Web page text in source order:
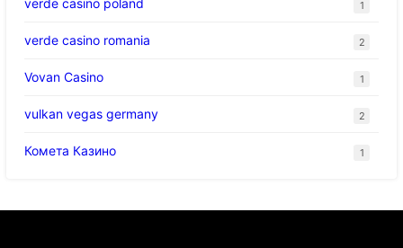
1
verde casino romania 2
Vovan Casino 1
vulkan vegas germany 2
Комета Казино 1